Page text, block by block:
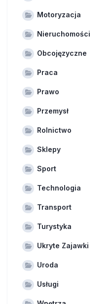
Motoryzacja
Nieruchomości
Obcojęzyczne
Praca
Prawo
Przemysł
Rolnictwo
Sklepy
Sport
Technologia
Transport
Turystyka
Ukryte Zajawki
Uroda
Usługi